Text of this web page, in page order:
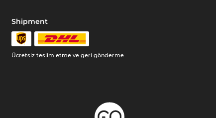
Shipment
Ücretsiz teslim etme ve geri gönderme